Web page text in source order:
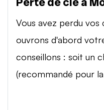
Vous avez perdu vos
ouvrons d'abord
conseillons : soit un
(recommandé pour la